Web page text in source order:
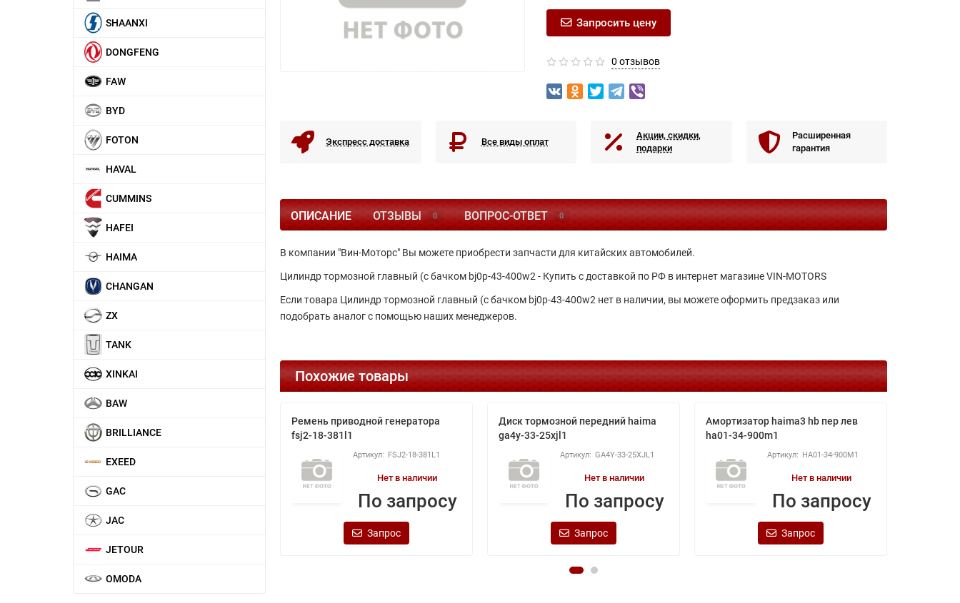
SHAANXI
DONGFENG
FAW
BYD
FOTON
HAVAL
CUMMINS
HAFEI
HAIMA
CHANGAN
ZX
TANK
XINKAI
BAW
BRILLIANCE
EXEED
GAC
JAC
JETOUR
OMODA
Запросить цену
0 отзывов
Экспресс доставка Все виды оплат
Акции, скидки,
подарки
Расширенная
гарантия
ОПИСАНИЕ ОТЗЫВЫ 0 ВОПРОС-ОТВЕТ 0
В компании "Вин-Моторс" Вы можете приобрести запчасти для китайских автомобилей.
Цилиндр тормозной главный (с бачком bj0p-43-400w2 - Купить с доставкой по РФ в интернет магазине VIN-MOTORS
Если товара Цилиндр тормозной главный (с бачком bj0p-43-400w2 нет в наличии, вы можете оформить предзаказ или
подобрать аналог с помощью наших менеджеров.
Похожие товары
Ремень приводной генератора
fsj2-18-381l1
FSJ2-18-381L1
Нет в наличии
По запросу
Запрос
Диск тормозной передний haima
ga4y-33-25xjl1
GA4Y-33-25XJL1
Нет в наличии
По запросу
Запрос
Амортизатор haima3 hb пер лев
ha01-34-900m1
HA01-34-900M1
Нет в наличии
По запросу
Запрос